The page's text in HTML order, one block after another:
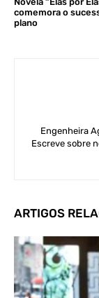
comemora o
plano
Engenheira
Escreve sobre
ARTIGOS